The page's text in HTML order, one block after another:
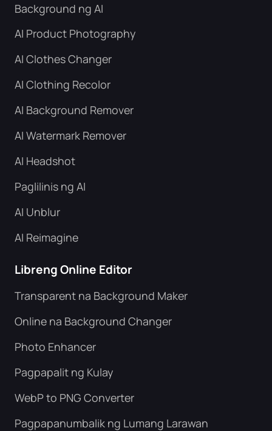
Background ng AI
AI Product Photography
AI Clothes Changer
AI Clothing Recolor
AI Background Remover
AI Watermark Remover
AI Headshot
Paglilinis ng AI
AI Unblur
AI Reimagine
Libreng Online Editor
Transparent na Background Maker
Online na Background Changer
Photo Enhancer
Pagpapalit ng Kulay
WebP to PNG Converter
Pagpapanumbalik ng Lumang Larawan